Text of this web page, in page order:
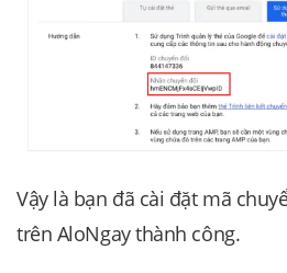
Vậy là bạn đã cài đặt mã
trên AloNgay thành công.